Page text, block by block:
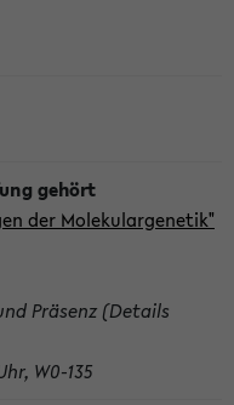
der Molekulargenetik"
Präsenz (Details
W0-135